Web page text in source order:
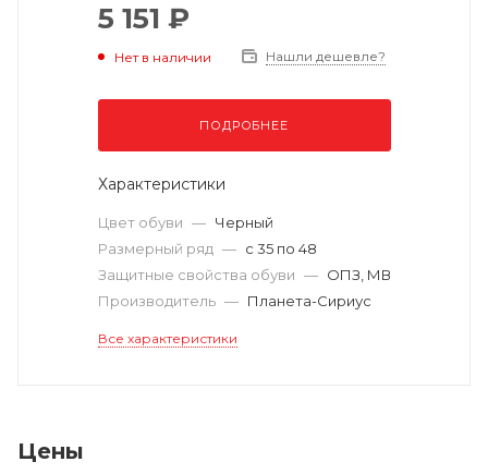
5 151 ₽
Нет в наличии Нашли дешевле?
ПОДРОБНЕЕ
Характеристики
Цвет обуви — Черный
Размерный ряд — с 35 по 48
Защитные свойства обуви — ОПЗ, МВ
Производитель — Планета-Сириус
Все характеристики
Цены